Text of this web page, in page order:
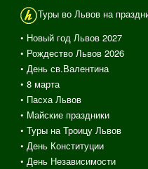
Туры во Львов на
• Новый год Львов 2027
• Рождество Львов 2026
• День св.Валентина
• 8 марта
• Пасха Львов
• Майские праздники
• Туры на Троицу Львов
• День Конституции
• День Независимости